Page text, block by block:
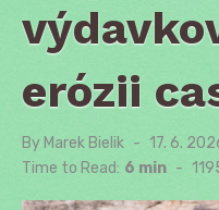
erózii
By Marek Bielik
Posted
on
17. 6.
Time to Read: 6 min -